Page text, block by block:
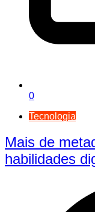
0
Tecnologia
Mais de
habilidades